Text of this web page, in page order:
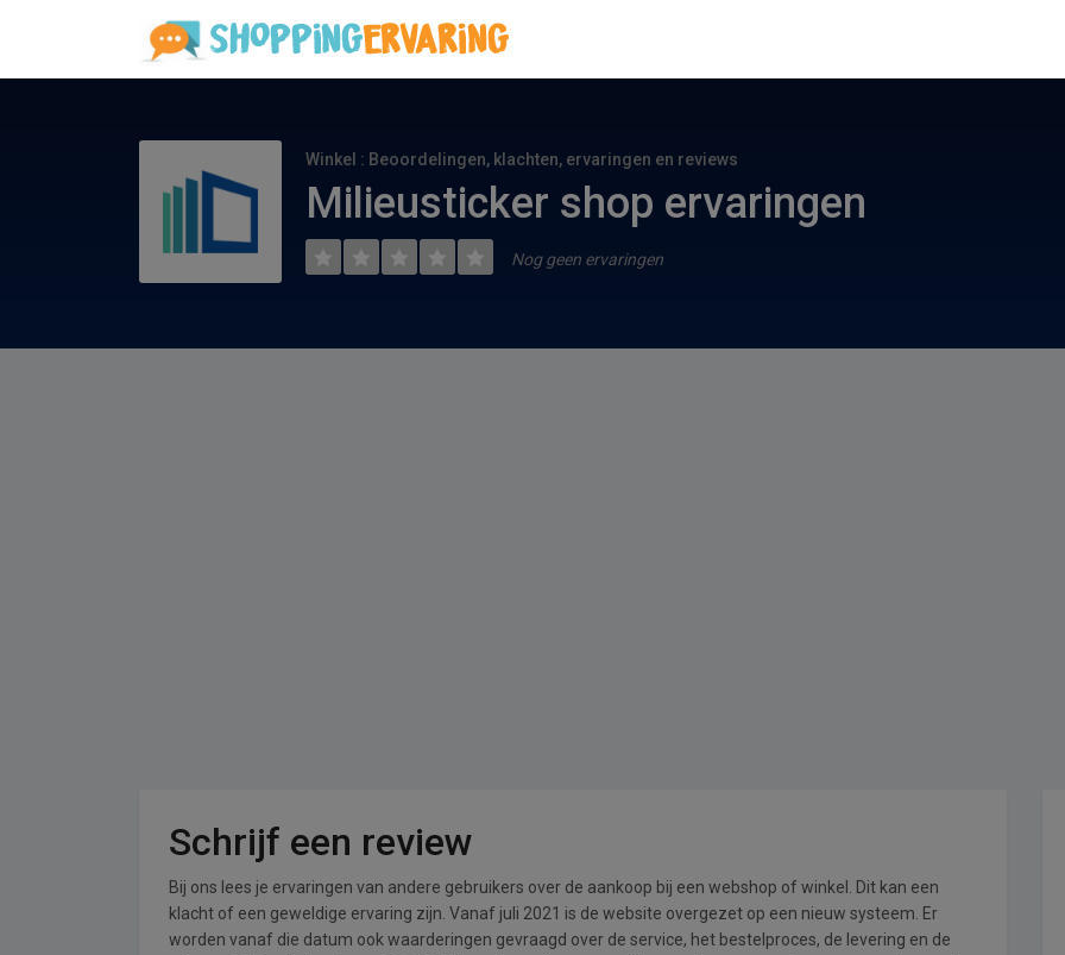
Winkel : Beoordelingen, klachten, ervaringen en reviews
Milieusticker shop ervaringen
Nog geen ervaringen
Schrijf een review
Bij ons lees je ervaringen van andere gebruikers over de aankoop bij een webshop of winkel. Dit kan een
klacht of een geweldige ervaring zijn. Vanaf juli 2021 is de website overgezet op een nieuw systeem. Er
worden vanaf die datum ook waarderingen gevraagd over de service, het bestelproces, de levering en de